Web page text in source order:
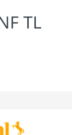
TL